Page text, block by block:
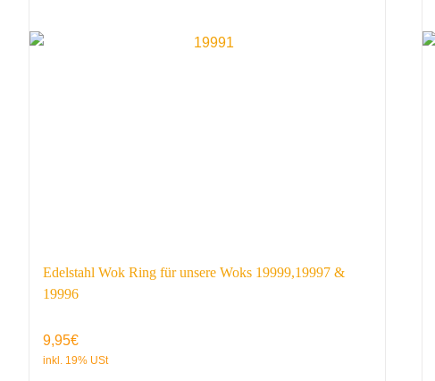
Edelstahl Wok Ring für unsere Woks 19999,19997 &
19996
9,95€